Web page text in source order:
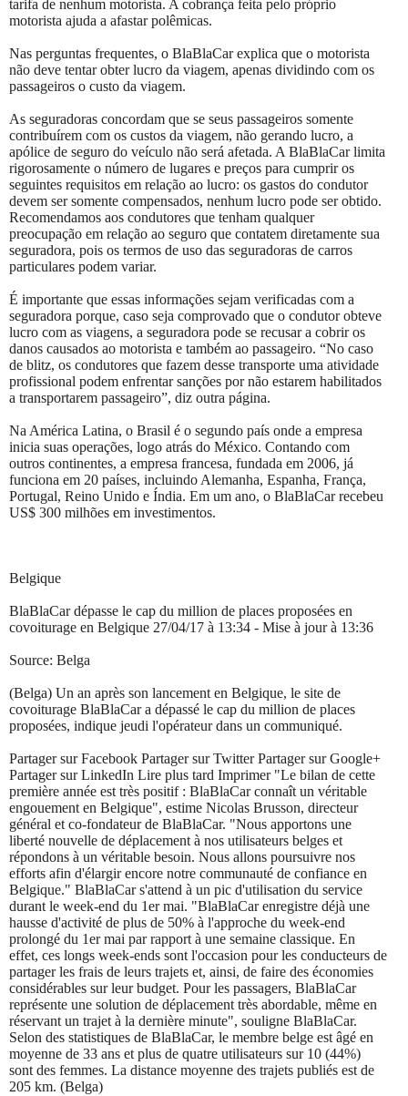
tarifa de nenhum motorista. A cobrança feita pelo próprio
motorista ajuda a afastar polêmicas.
Nas perguntas frequentes, o BlaBlaCar explica que o motorista
não deve tentar obter lucro da viagem, apenas dividindo com os
passageiros o custo da viagem.
As seguradoras concordam que se seus passageiros somente
contribuírem com os custos da viagem, não gerando lucro, a
apólice de seguro do veículo não será afetada. A BlaBlaCar limita
rigorosamente o número de lugares e preços para cumprir os
seguintes requisitos em relação ao lucro: os gastos do condutor
devem ser somente compensados, nenhum lucro pode ser obtido.
Recomendamos aos condutores que tenham qualquer
preocupação em relação ao seguro que contatem diretamente sua
seguradora, pois os termos de uso das seguradoras de carros
particulares podem variar.
É importante que essas informações sejam verificadas com a
seguradora porque, caso seja comprovado que o condutor obteve
lucro com as viagens, a seguradora pode se recusar a cobrir os
danos causados ao motorista e também ao passageiro. “No caso
de blitz, os condutores que fazem desse transporte uma atividade
profissional podem enfrentar sanções por não estarem habilitados
a transportarem passageiro”, diz outra página.
Na América Latina, o Brasil é o segundo país onde a empresa
inicia suas operações, logo atrás do México. Contando com
outros continentes, a empresa francesa, fundada em 2006, já
funciona em 20 países, incluindo Alemanha, Espanha, França,
Portugal, Reino Unido e Índia. Em um ano, o BlaBlaCar recebeu
US$ 300 milhões em investimentos.
Belgique
BlaBlaCar dépasse le cap du million de places proposées en
covoiturage en Belgique 27/04/17 à 13:34 - Mise à jour à 13:36
Source: Belga
(Belga) Un an après son lancement en Belgique, le site de
covoiturage BlaBlaCar a dépassé le cap du million de places
proposées, indique jeudi l'opérateur dans un communiqué.
Partager sur Facebook Partager sur Twitter Partager sur Google+
Partager sur LinkedIn Lire plus tard Imprimer "Le bilan de cette
première année est très positif : BlaBlaCar connaît un véritable
engouement en Belgique", estime Nicolas Brusson, directeur
général et co-fondateur de BlaBlaCar. "Nous apportons une
liberté nouvelle de déplacement à nos utilisateurs belges et
répondons à un véritable besoin. Nous allons poursuivre nos
efforts afin d'élargir encore notre communauté de confiance en
Belgique." BlaBlaCar s'attend à un pic d'utilisation du service
durant le week-end du 1er mai. "BlaBlaCar enregistre déjà une
hausse d'activité de plus de 50% à l'approche du week-end
prolongé du 1er mai par rapport à une semaine classique. En
effet, ces longs week-ends sont l'occasion pour les conducteurs de
partager les frais de leurs trajets et, ainsi, de faire des économies
considérables sur leur budget. Pour les passagers, BlaBlaCar
représente une solution de déplacement très abordable, même en
réservant un trajet à la dernière minute", souligne BlaBlaCar.
Selon des statistiques de BlaBlaCar, le membre belge est âgé en
moyenne de 33 ans et plus de quatre utilisateurs sur 10 (44%)
sont des femmes. La distance moyenne des trajets publiés est de
205 km. (Belga)